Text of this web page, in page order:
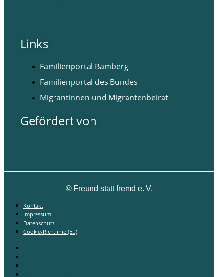
Links
Familienportal Bamberg
Familienportal des Bundes
Migrantinnen-und Migrantenbeirat
Gefördert von
©Freund statt fremd e. V.
Kontakt
Impressum
Datenschutz
Cookie-Richtlinie (EU)